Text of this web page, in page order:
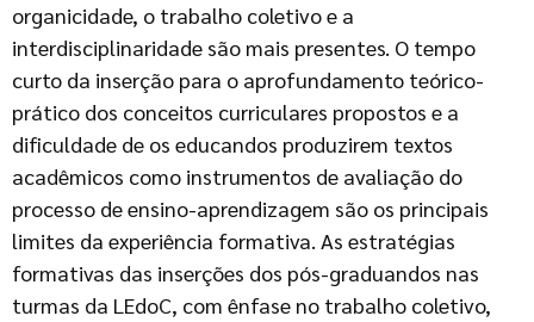
organicidade, o trabalho coletivo e a
interdisciplinaridade são mais presentes. O tempo
curto da inserção para o aprofundamento teórico-
prático dos conceitos curriculares propostos e a
dificuldade de os educandos produzirem textos
acadêmicos como instrumentos de avaliação do
processo de ensino-aprendizagem são os principais
limites da experiência formativa. As estratégias
formativas das inserções dos pós-graduandos nas
turmas da LEdoC, com ênfase no trabalho coletivo,